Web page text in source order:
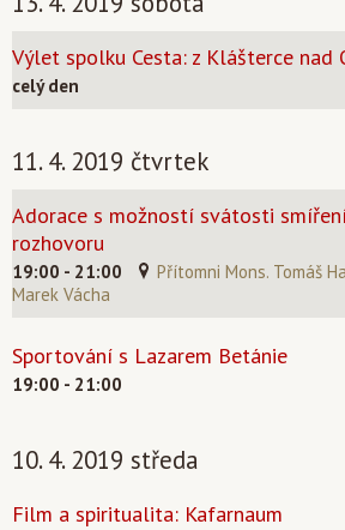
Výlet spolku Cesta: z Klášterce nad
celý den
11. 4. 2019 čtvrtek
Adorace s možností svátosti
rozhovoru
19:00 - 21:00
Přítomni Mons. Tomáš
Marek Vácha
Sportování s Lazarem Betánie
19:00 - 21:00
10. 4. 2019 středa
Film a spiritualita: Kafarnaum